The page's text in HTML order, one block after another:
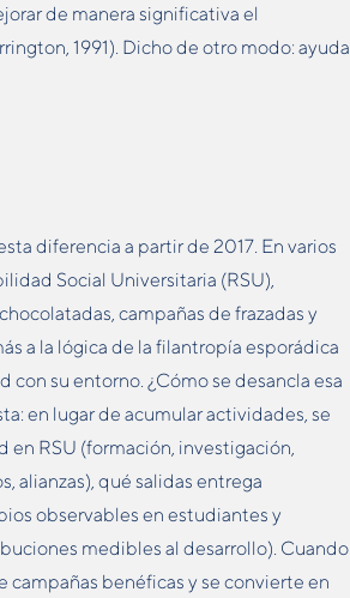
de manera significativa el
1991). Dicho de otro modo: ayuda
diferencia a partir de 2017. En varios
Social Universitaria (RSU),
campañas de frazadas y
a la lógica de la filantropía esporádica
su entorno. ¿Cómo se desancla esa
en lugar de acumular actividades, se
en RSU (formación, investigación,
alianzas), qué salidas entrega
observables en estudiantes y
medibles al desarrollo). Cuando
campañas benéficas y se convierte en